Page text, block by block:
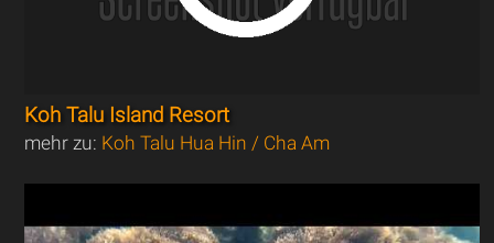
Koh Talu Island Resort
mehr zu: Koh Talu Hua Hin / Cha Am